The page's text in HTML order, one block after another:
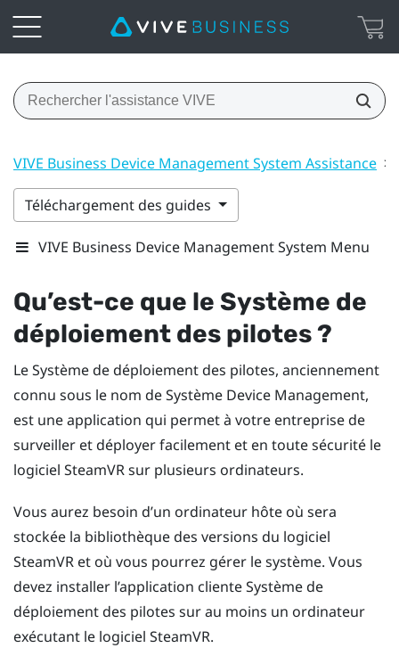
VIVE Business Device Management System Assistance >
Téléchargement des guides
VIVE Business Device Management System Menu
Qu’est-ce que le Système de
déploiement des pilotes?
LeSystème de déploiement des pilotes, anciennement
connu sous le nom de Système Device Management,
est une application qui permet à votre entreprise de
surveiller et déployer facilement et en toute sécurité le
logiciel SteamVRsur plusieurs ordinateurs.
Vous aurez besoin d’un ordinateur hôte où sera
stockée la bibliothèque des versions du logiciel
SteamVR et où vous pourrez gérer le système. Vous
devez installer l’application clienteSystème de
déploiement des pilotes sur au moins un ordinateur
exécutant le logiciel SteamVR.